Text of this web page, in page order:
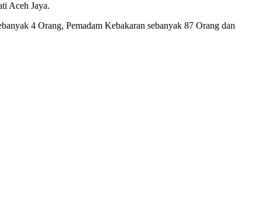
Aceh Jaya.
4 Orang, Pemadam Kebakaran sebanyak 87 Orang dan